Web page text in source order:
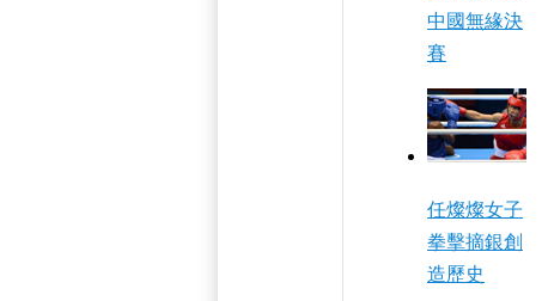
中國無緣決
賽
任燦燦女子
拳擊摘銀創
造歷史